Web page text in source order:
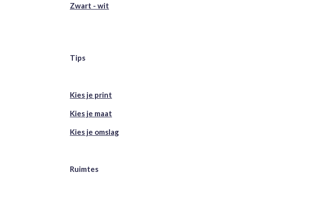
Zwart - wit
Tips
Kies je print
Kies je maat
Kies je omslag
Ruimtes